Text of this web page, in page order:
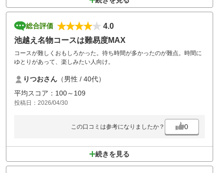
総合評価
4.0
池越え名物コースは難易度MAX
コースが難しくおもしろかった。待ち時間が多かったのが難点。時間に
ゆとりがあって、楽しみたい人向け。
りつおさん （男性 / 40代）
平均スコア：100～109
投稿日：2026/04/30
この口コミは参考になりましたか？ 0
続きを見る